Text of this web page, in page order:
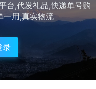
台,代发礼品,快递单号购
一用,真实物流
录